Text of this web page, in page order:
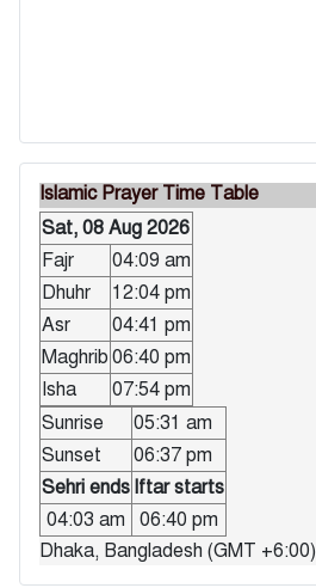
Islamic Prayer Time Table
Sat, 08 Aug 2026
Fajr
04:09 am
Dhuhr
12:04 pm
Asr
04:41 pm
Maghrib 06:40 pm
Isha
07:54 pm
Sunrise
05:31 am
Sunset
06:37 pm
Sehri ends Iftar starts
04:03 am
06:40 pm
Dhaka, Bangladesh (GMT +6:00)